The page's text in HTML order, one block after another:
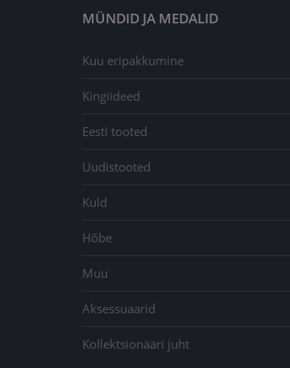
MÜNDID JA MEDALID
Kuu eripakkumine
Kingiideed
Eesti tooted
Uudistooted
Kuld
Hõbe
Muu
Aksessuaarid
Kollektsionääri juht